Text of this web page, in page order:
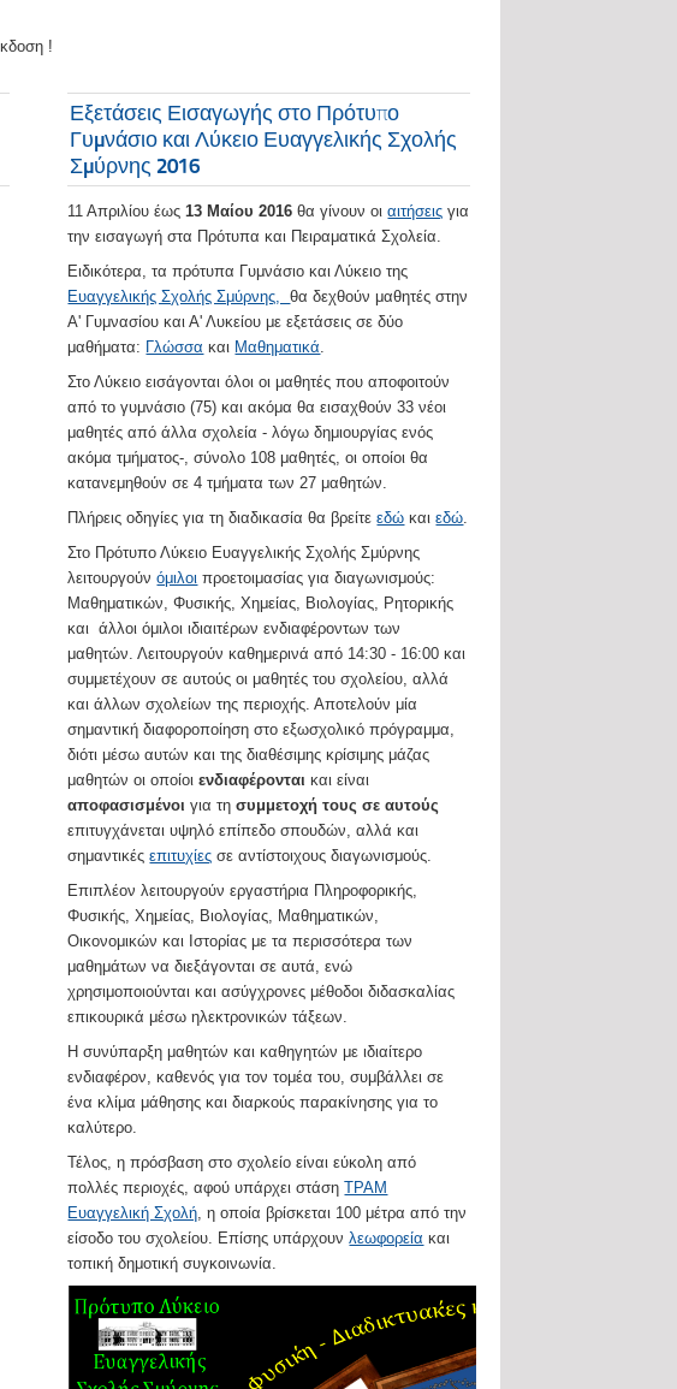
!
Εξετάσεις Εισαγωγής στο Πρότυπο
Γυμνάσιο και Λύκειο Ευαγγελικής Σχολής
Σμύρνης 2016
11 Απριλίου έως 13 Μαίου 2016θα γίνουν οιαιτήσεις για
την εισαγωγή στα Πρότυπα και Πειραματικά Σχολεία.
Ειδικότερα, τα πρότυπα Γυμνάσιο και Λύκειο της
Ευαγγελικής Σχολής Σμύρνης,θα δεχθούν μαθητές στην
Α' Γυμνασίου και Α' Λυκείου με εξετάσεις σε δύο
μαθήματα: Γλώσσα και Μαθηματικά
Στο Λύκειο εισάγονται όλοι οι μαθητές που αποφοιτούν
από το γυμνάσιο (75) και ακόμα θα εισαχθούν 33 νέοι
μαθητές από άλλα σχολεία - λόγω δημιουργίας ενός
ακόμα τμήματος-, σύνολο 108 μαθητές, οι οποίοι θα
κατανεμηθούν σε 4 τμήματα των 27 μαθητών.
Πλήρεις οδηγίες για τη διαδικασία θα βρείτεεδώ καιεδώ
Στο Πρότυπο Λύκειο Ευαγγελικής Σχολής Σμύρνης
λειτουργούνόμιλοι προετοιμασίας για διαγωνισμούς:
Μαθηματικών, Φυσικής, Χημείας, Βιολογίας, Ρητορικής
και άλλοι όμιλοι ιδιαιτέρων ενδιαφέροντων των
μαθητών. Λειτουργούν καθημερινά από 14:30 - 16:00 και
συμμετέχουν σε αυτούς οι μαθητές του σχολείου, αλλά
και άλλων σχολείων της περιοχής. Αποτελούν μία
σημαντική διαφοροποίηση στο εξωσχολικό πρόγραμμα,
διότι μέσω αυτών και της διαθέσιμης κρίσιμης μάζας
μαθητών οι οποίοιενδιαφέρονται και είναι
αποφασισμένοι για τησυμμετοχή τους σε αυτούς
επιτυγχάνεται υψηλό επίπεδο σπουδών, αλλά και
σημαντικέςεπιτυχίες σε αντίστοιχους διαγωνισμούς.
Επιπλέον λειτουργούν εργαστήρια Πληροφορικής,
Φυσικής, Χημείας, Βιολογίας, Μαθηματικών,
Οικονομικών και Ιστορίας με τα περισσότερα των
μαθημάτων να διεξάγονται σε αυτά, ενώ
χρησιμοποιούνται και ασύγχρονες μέθοδοι διδασκαλίας
επικουρικά μέσω ηλεκτρονικών τάξεων.
Η συνύπαρξη μαθητών και καθηγητών με ιδιαίτερο
ενδιαφέρον, καθενός για τον τομέα του, συμβάλλει σε
ένα κλίμα μάθησης και διαρκούς παρακίνησης για το
καλύτερο.
Τέλος, η πρόσβαση στο σχολείο είναι εύκολη από
πολλές περιοχές, αφού υπάρχει στάσηΤΡΑΜ
Ευαγγελική Σχολή , η οποία βρίσκεται 100 μέτρα από την
είσοδο του σχολείου. Επίσης υπάρχουνλεωφορεία και
τοπική δημοτική συγκοινωνία.